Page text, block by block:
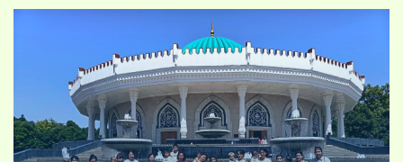
O‘zbekiston jamoasi g‘alabaga erishdi!